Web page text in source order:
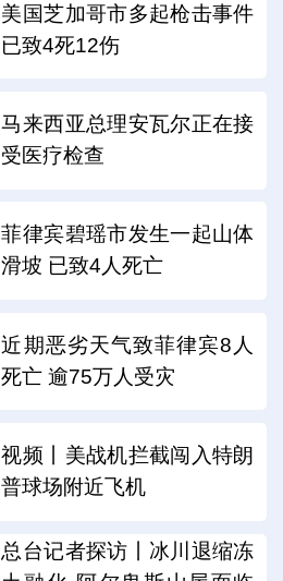
美国芝加哥市多起枪击事件
已致4死12伤
马来西亚总理安瓦尔正在接
受医疗检查
菲律宾碧瑶市发生一起山体
滑坡 已致4人死亡
近期恶劣天气致菲律宾8人
死亡 逾75万人受灾
视频丨美战机拦截闯入特朗
普球场附近飞机
总台记者探访丨冰川退缩冻